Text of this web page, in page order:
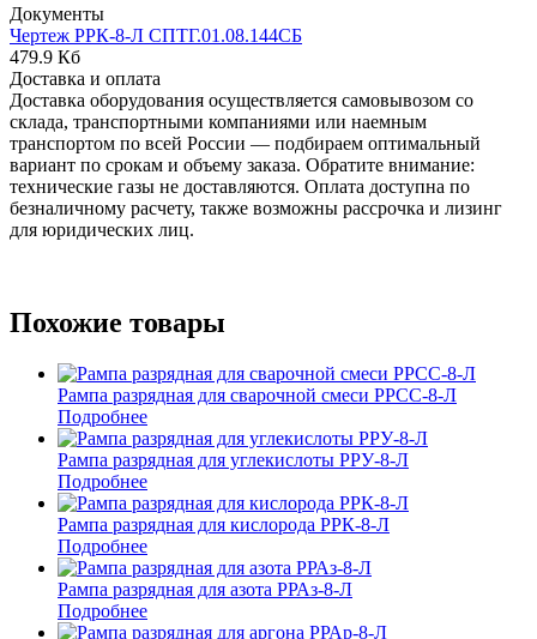
Документы
Чертеж РРК-8-Л СПТГ.01.08.144СБ
479.9 Кб
Доставка и оплата
Доставка оборудования осуществляется самовывозом со
склада, транспортными компаниями или наемным
транспортом по всей России — подбираем оптимальный
вариант по срокам и объему заказа. Обратите внимание:
технические газы не доставляются. Оплата доступна по
безналичному расчету, также возможны рассрочка и лизинг
для юридических лиц.
Похожие товары
Рампа разрядная для сварочной смеси РРСС-8-Л
Подробнее
Рампа разрядная для углекислоты РРУ-8-Л
Подробнее
Рампа разрядная для кислорода РРК-8-Л
Подробнее
Рампа разрядная для азота РРАз-8-Л
Подробнее